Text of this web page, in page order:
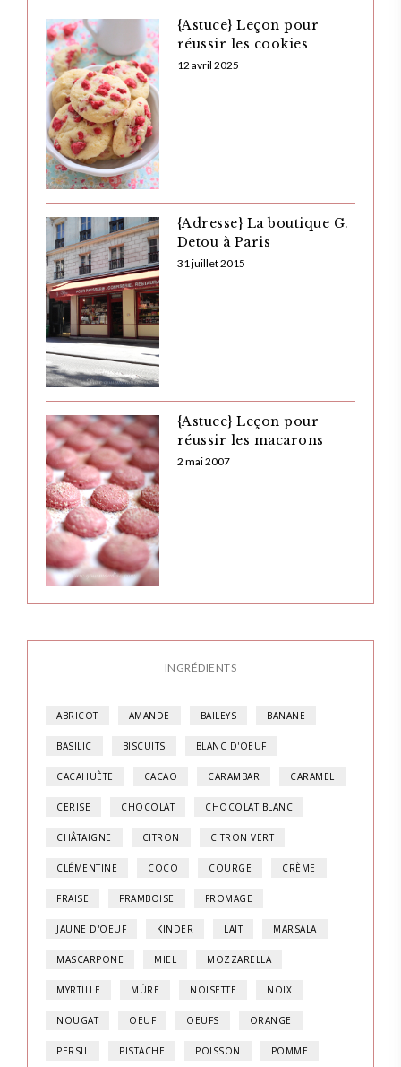
{Astuce} Leçon pour
réussir les cookies
12 avril 2025
{Adresse} La boutique G.
Detou à Paris
31 juillet 2015
{Astuce} Leçon pour
réussir les macarons
2 mai 2007
INGRÉDIENTS
ABRICOT AMANDE BAILEYS BANANE
BASILIC BISCUITS BLANC D'OEUF
CACAHUÈTE CACAO CARAMBAR CARAMEL
CERISE CHOCOLAT CHOCOLAT BLANC
CHÂTAIGNE CITRON CITRON VERT
CLÉMENTINE COCO COURGE CRÈME
FRAISE FRAMBOISE FROMAGE
JAUNE D'OEUF KINDER LAIT MARSALA
MASCARPONE MIEL MOZZARELLA
MYRTILLE MÛRE NOISETTE NOIX
NOUGAT OEUF OEUFS ORANGE
PERSIL PISTACHE POISSON POMME